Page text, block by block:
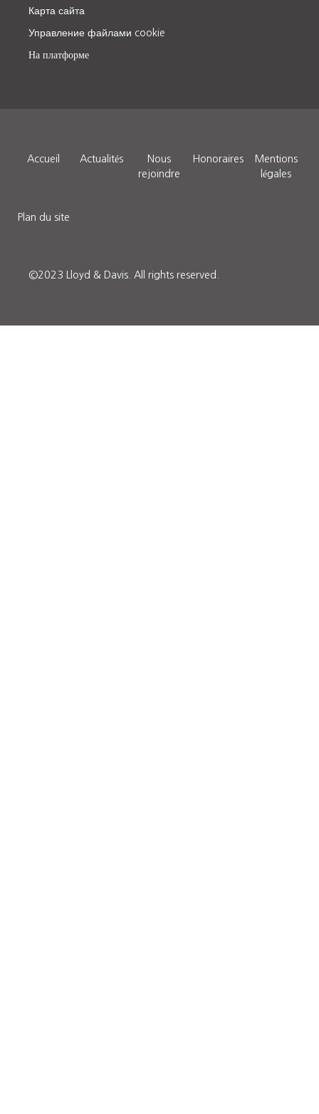
Карта сайта
Управление файлами cookie
На платформе
Accueil Actualités
Nous
rejoindre
Honoraires
Mentions
légales
Plan du site
©2023 Lloyd & Davis. All rights reserved.